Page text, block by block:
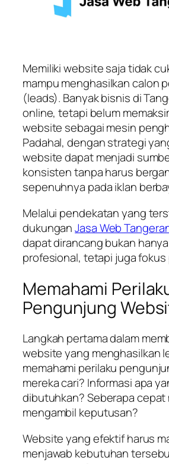
Memiliki website saja tidak
mampu menghasilkan calon
(leads). Banyak bisnis di
online, tetapi belum
website sebagai mesin
Padahal, dengan strategi
website dapat menjadi
konsisten tanpa harus
sepenuhnya pada iklan
Melalui pendekatan yang
dukunganJasa Web
dapat dirancang bukan
profesional, tetapi juga fokus
Memahami
Pengunjung
Langkah pertama dalam
website yang menghasilkan
memahami perilaku
mereka cari? Informasi apa
dibutuhkan? Seberapa cepat
mengambil keputusan?
Website yang efektif harus
menjawab kebutuhan